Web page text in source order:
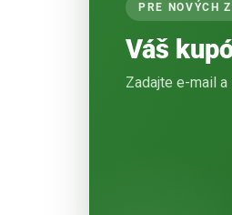
PRE NOVÝCH
Váš
Zadajte e-mail